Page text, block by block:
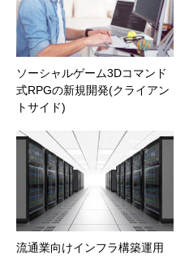
ソーシャルゲーム3Dコマンド
式RPGの新規開発(クライアン
トサイド)
流通業向けインフラ構築運用